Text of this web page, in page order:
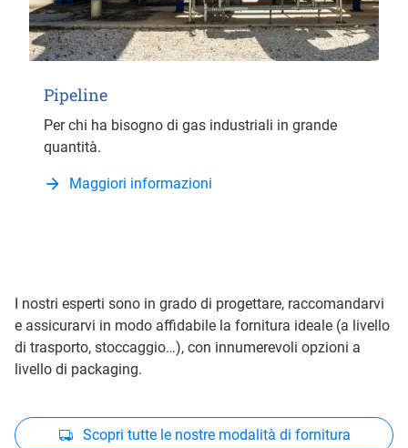
Pipeline
Per chi ha bisogno di gas industriali in grande
quantità.
Maggiori informazioni
I nostri esperti sono in grado di progettare, raccomandarvi
e assicurarvi in modo affidabile la fornitura ideale (a livello
di trasporto, stoccaggio…), con innumerevoli opzioni a
livello di packaging.
Scopri tutte le nostre modalità di fornitura